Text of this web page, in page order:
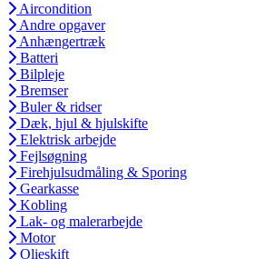
Aircondition
Andre opgaver
Anhængertræk
Batteri
Bilpleje
Bremser
Buler & ridser
Dæk, hjul & hjulskifte
Elektrisk arbejde
Fejlsøgning
Firehjulsudmåling & Sporing
Gearkasse
Kobling
Lak- og malerarbejde
Motor
Olieskift